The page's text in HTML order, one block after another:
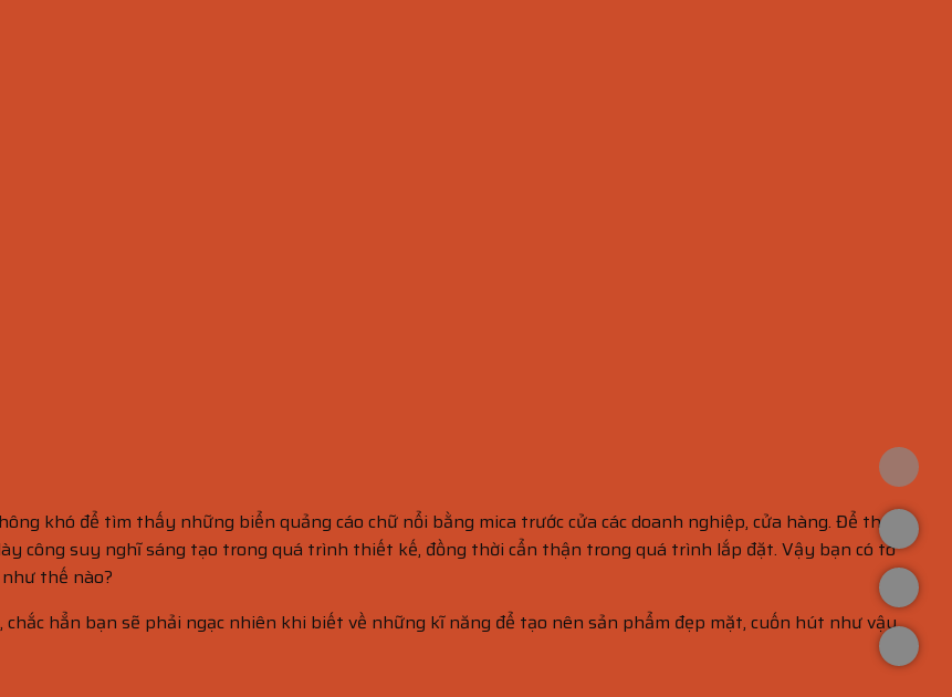
khó để tìm thấy những biển quảng cáo chữ nổi bằng mica trước cửa các doanh nghiệp, cửa hàng. Để thu
công suy nghĩ sáng tạo trong quá trình thiết kế, đồng thời cẩn thận trong quá trình lắp đặt. Vậy bạn có tò
thế nào?
hẳn bạn sẽ phải ngạc nhiên khi biết về những kĩ năng để tạo nên sản phẩm đẹp mặt, cuốn hút như vậy.